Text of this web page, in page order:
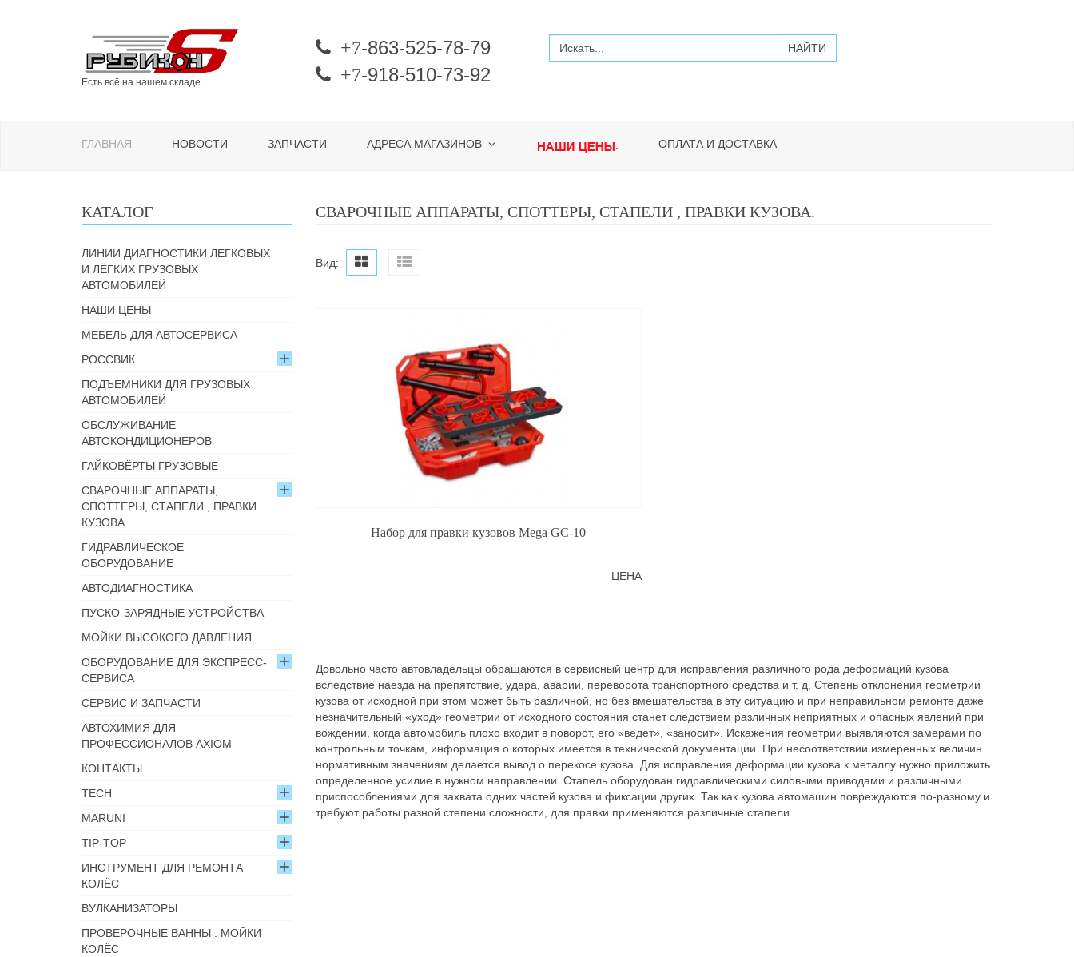
Есть всё на нашем складе
+7-863-525-78-79
+7-918-510-73-92
ГЛАВНАЯ НОВОСТИ ЗАПЧАСТИ АДРЕСА МАГАЗИНОВ . ОПЛАТА И ДОСТАВКА
СВАРОЧНЫЕ АППАРАТЫ, СПОТТЕРЫ, СТАПЕЛИ , ПРАВКИ КУЗОВА.
Вид:
Набор для правки кузовов Mega GC-10
ЦЕНА
Довольно часто автовладельцы обращаются в сервисный центр для исправления различного рода деформаций кузова
вследствие наезда на препятствие, удара, аварии, переворота транспортного средства и т. д. Степень отклонения геометрии
кузова от исходной при этом может быть различной, но без вмешательства в эту ситуацию и при неправильном ремонте даже
незначительный «уход» геометрии от исходного состояния станет следствием различных неприятных и опасных явлений при
вождении, когда автомобиль плохо входит в поворот, его «ведет», «заносит». Искажения геометрии выявляются замерами по
контрольным точкам, информация о которых имеется в технической документации. При несоответствии измеренных величин
нормативным значениям делается вывод о перекосе кузова. Для исправления деформации кузова к металлу нужно приложить
определенное усилие в нужном направлении. Стапель оборудован гидравлическими силовыми приводами и различными
приспособлениями для захвата одних частей кузова и фиксации других. Так как кузова автомашин повреждаются по-разному и
требуют работы разной степени сложности, для правки применяются различные стапели.
КАТАЛОГ
ЛИНИИ ДИАГНОСТИКИ ЛЕГКОВЫХ
И ЛЁГКИХ ГРУЗОВЫХ
АВТОМОБИЛЕЙ
НАШИ ЦЕНЫ
МЕБЕЛЬ ДЛЯ АВТОСЕРВИСА
РОССВИК
ПОДЪЕМНИКИ ДЛЯ ГРУЗОВЫХ
АВТОМОБИЛЕЙ
ОБСЛУЖИВАНИЕ
АВТОКОНДИЦИОНЕРОВ
ГАЙКОВЁРТЫ ГРУЗОВЫЕ
СВАРОЧНЫЕ АППАРАТЫ,
СПОТТЕРЫ, СТАПЕЛИ , ПРАВКИ
КУЗОВА.
ГИДРАВЛИЧЕСКОЕ
ОБОРУДОВАНИЕ
АВТОДИАГНОСТИКА
ПУСКО-ЗАРЯДНЫЕ УСТРОЙСТВА
МОЙКИ ВЫСОКОГО ДАВЛЕНИЯ
ОБОРУДОВАНИЕ ДЛЯ ЭКСПРЕСС-
СЕРВИСА
СЕРВИС И ЗАПЧАСТИ
АВТОХИМИЯ ДЛЯ
ПРОФЕССИОНАЛОВ AXIOM
КОНТАКТЫ
TECH
MARUNI
TIP-TOP
ИНСТРУМЕНТ ДЛЯ РЕМОНТА
КОЛЁС
ВУЛКАНИЗАТОРЫ
ПРОВЕРОЧНЫЕ ВАННЫ . МОЙКИ
КОЛЁС